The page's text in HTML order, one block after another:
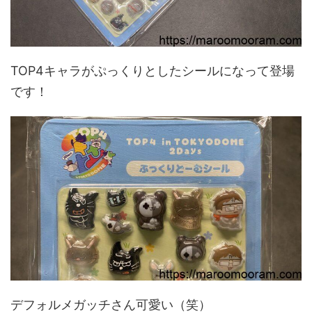
TOP4キャラがぷっくりとしたシールになって登場
です！
デフォルメガッチさん可愛い（笑）